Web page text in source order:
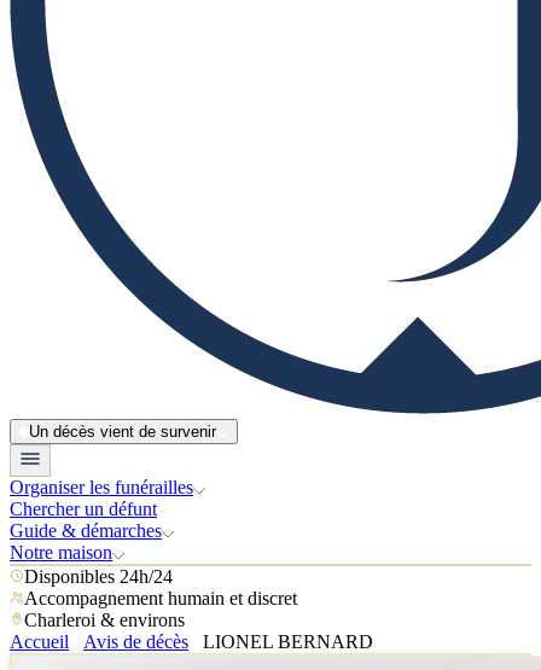
Un décès vient de survenir
Organiser les funérailles
Chercher un défunt
Guide & démarches
Notre maison
Disponibles 24h/24
Accompagnement humain et discret
Charleroi & environs
Accueil
Avis de décès LIONEL BERNARD